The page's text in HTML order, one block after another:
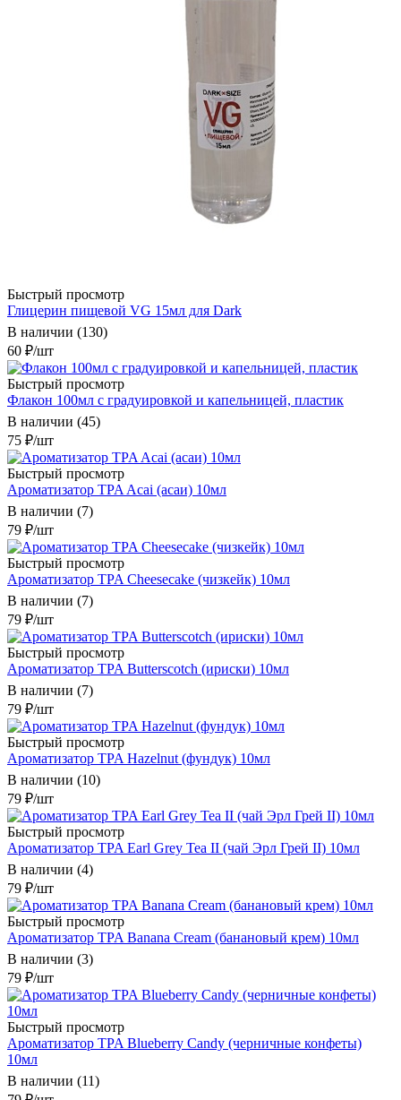
Быстрый просмотр
Глицерин пищевой VG 15мл для Dark
В наличии (130)
60 ₽/шт
Быстрый просмотр
Флакон 100мл с градуировкой и капельницей, пластик
В наличии (45)
75 ₽/шт
Быстрый просмотр
Ароматизатор TPA Acai (асаи) 10мл
В наличии (7)
79 ₽/шт
Быстрый просмотр
Ароматизатор TPA Cheesecake (чизкейк) 10мл
В наличии (7)
79 ₽/шт
Быстрый просмотр
Ароматизатор TPA Butterscotch (ириски) 10мл
В наличии (7)
79 ₽/шт
Быстрый просмотр
Ароматизатор TPA Hazelnut (фундук) 10мл
В наличии (10)
79 ₽/шт
Быстрый просмотр
Ароматизатор TPA Earl Grey Tea II (чай Эрл Грей II) 10мл
В наличии (4)
79 ₽/шт
Быстрый просмотр
Ароматизатор TPA Banana Cream (банановый крем) 10мл
В наличии (3)
79 ₽/шт
Быстрый просмотр
Ароматизатор TPA Blueberry Candy (черничные конфеты)
10мл
В наличии (11)